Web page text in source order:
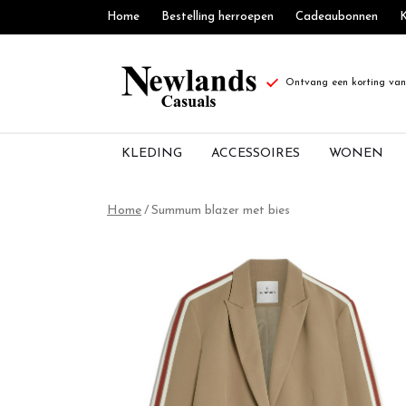
Home Bestelling herroepen Cadeaubonnen
Ontvang een korting
KLEDING ACCESSOIRES WONEN
Summum
Home Summum blazer met bies